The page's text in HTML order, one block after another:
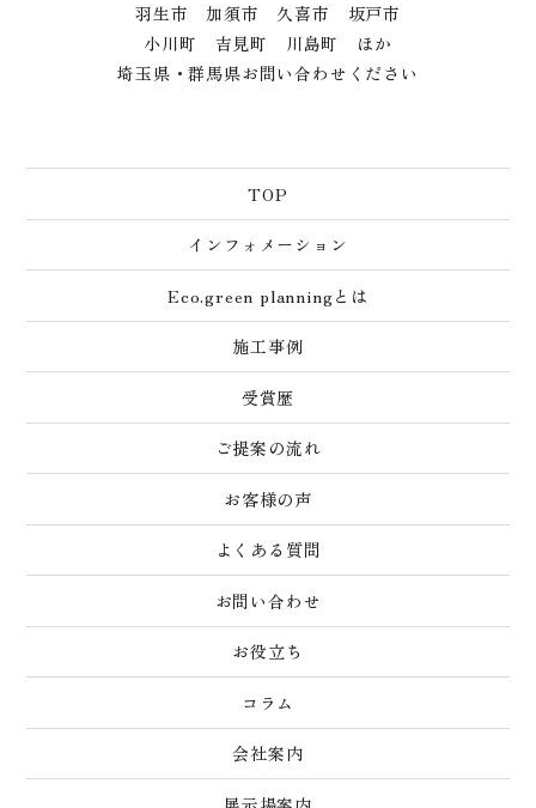
羽生市 加須市 久喜市 坂戸市
小川町 吉見町 川島町 ほか
埼玉県・群馬県お問い合わせください
TOP
インフォメーション
Eco.green planningとは
施工事例
受賞歴
ご提案の流れ
お客様の声
よくある質問
お問い合わせ
お役立ち
コラム
会社案内